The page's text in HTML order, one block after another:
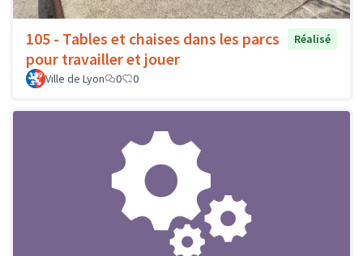
105 - Tables et chaises dans les parcs
pour travailler et jouer
Réalisé
Ville de Lyon 0 0